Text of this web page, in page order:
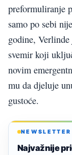
preformuliranje
samo po sebi
godine,
svemir koji
novim
mu da djeluje
gustoće.
NEWSLETTER
Najvažnije